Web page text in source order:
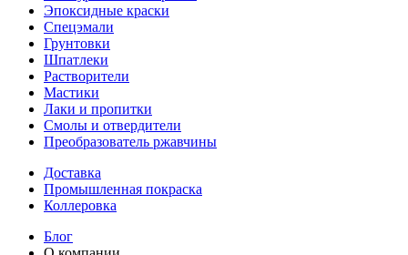
Эпоксидные краски
Спецэмали
Грунтовки
Шпатлеки
Растворители
Мастики
Лаки и пропитки
Смолы и отвердители
Преобразователь ржавчины
Доставка
Промышленная покраска
Коллеровка
Блог